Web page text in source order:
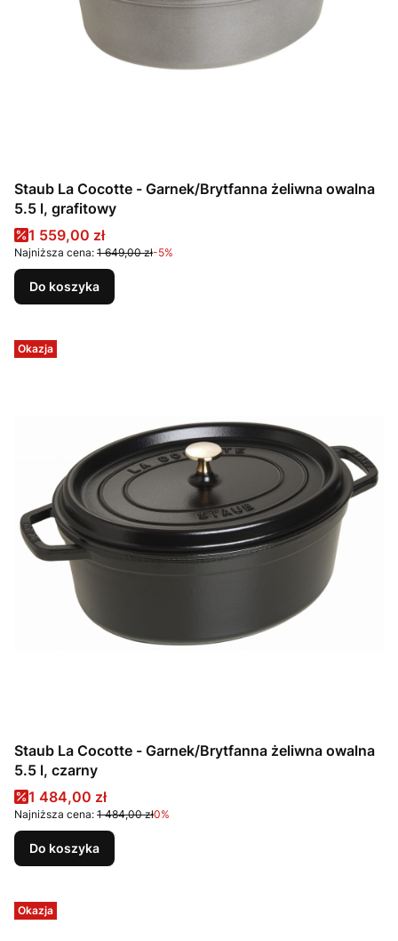
Staub La Cocotte - Garnek/Brytfanna żeliwna owalna
5.5 l, grafitowy
Cena promocyjna
1 559,00 zł
Najniższa cena: 1 649,00 zł-5%
Do koszyka
Okazja
Staub La Cocotte - Garnek/Brytfanna żeliwna owalna
5.5 l, czarny
Cena promocyjna
1 484,00 zł
Najniższa cena: 1 484,00 zł0%
Do koszyka
Okazja